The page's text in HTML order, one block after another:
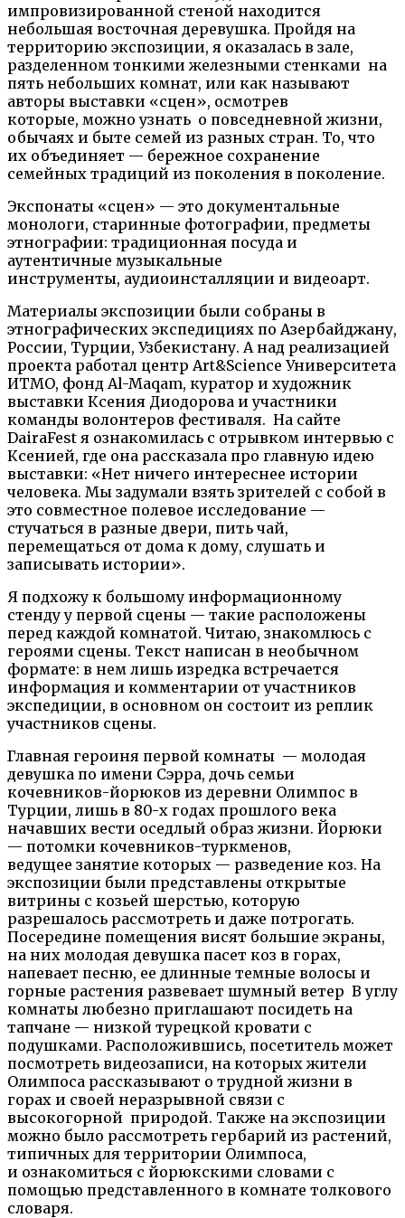
импровизированной стеной находится
небольшая восточная деревушка. Пройдя на
территорию экспозиции, я оказалась в зале,
разделенном тонкими железными стенками на
пять небольших комнат, или как называют
авторы выставки «сцен», осмотрев
которые, можно узнать о повседневной жизни,
обычаях и быте семей из разных стран. То, что
их объединяет — бережное сохранение
семейных традиций из поколения в поколение.
Экспонаты «сцен» — это документальные
монологи, старинные фотографии, предметы
этнографии: традиционная посуда и
аутентичные музыкальные
инструменты, аудиоинсталляции и видеоарт.
Материалы экспозиции были собраны в
этнографических экспедициях по Азербайджану,
России, Турции, Узбекистану. А над реализацией
проекта работал центр Art&Science Университета
ИТМО, фонд Al-Maqam, куратор и художник
выставки Ксения Диодорова и участники
команды волонтеров фестиваля. На сайте
DairaFest я ознакомилась с отрывком интервью с
Ксенией, где она рассказала про главную идею
выставки: «Нет ничего интереснее истории
человека. Мы задумали взять зрителей с собой в
это совместное полевое исследование —
стучаться в разные двери, пить чай,
перемещаться от дома к дому, слушать и
записывать истории».
Я подхожу к большому информационному
стенду у первой сцены — такие расположены
перед каждой комнатой. Читаю, знакомлюсь с
героями сцены. Текст написан в необычном
формате: в нем лишь изредка встречается
информация и комментарии от участников
экспедиции, в основном он состоит из реплик
участников сцены.
Главная героиня первой комнаты — молодая
девушка по имени Сэрра, дочь семьи
кочевников-йорюков из деревни Олимпос в
Турции, лишь в 80-х годах прошлого века
начавших вести оседлый образ жизни. Йорюки
— потомки кочевников-туркменов,
ведущее занятие которых — разведение коз. На
экспозиции были представлены открытые
витрины с козьей шерстью, которую
разрешалось рассмотреть и даже потрогать.
Посередине помещения висят большие экраны,
на них молодая девушка пасет коз в горах,
напевает песню, ее длинные темные волосы и
горные растения развевает шумный ветер В углу
комнаты любезно приглашают посидеть на
тапчане — низкой турецкой кровати с
подушками. Расположившись, посетитель может
посмотреть видеозаписи, на которых жители
Олимпоса рассказывают о трудной жизни в
горах и своей неразрывной связи с
высокогорной природой. Также на экспозиции
можно было рассмотреть гербарий из растений,
типичных для территории Олимпоса,
и ознакомиться с йорюкскими словами с
помощью представленного в комнате толкового
словаря.